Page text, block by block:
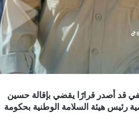
قد أصدر قرارًا يقضي بإقالة حسين
رئيس هيئة السلامة الوطنية بحكومة